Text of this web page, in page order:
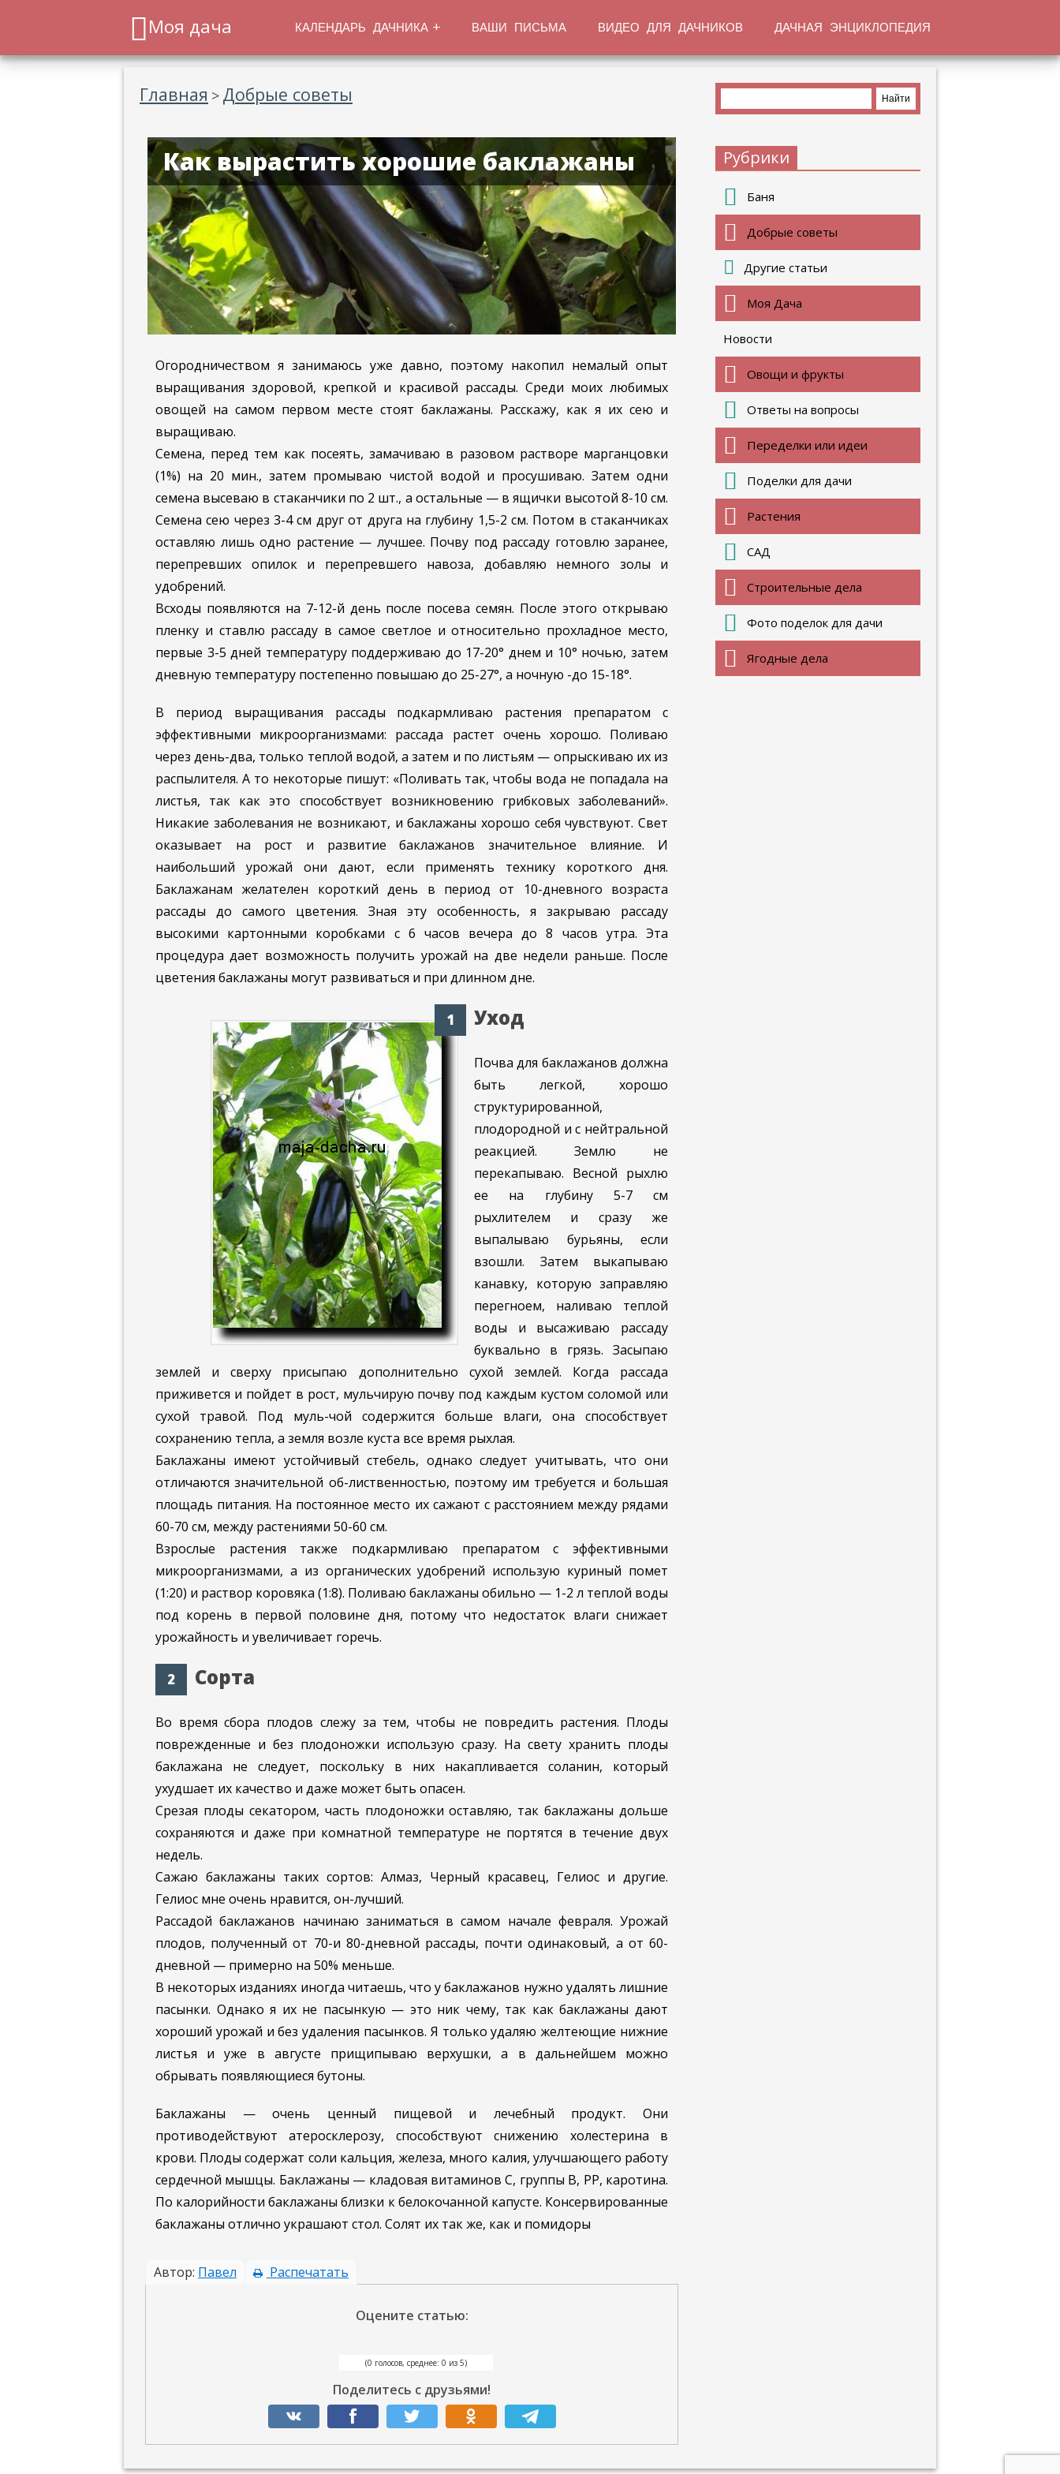
Моя дача КАЛЕНДАРЬ ДАЧНИКА ВАШИ ПИСЬМА ВИДЕО ДЛЯ ДАЧНИКОВ ДАЧНАЯ ЭНЦИКЛОПЕДИЯ
Главная > Добрые советы
Как вырастить хорошие баклажаны
Огородничеством я занимаюсь уже давно, поэтому накопил немалый опыт
выращивания здоровой, крепкой и красивой рассады. Среди моих любимых
овощей на самом первом месте стоят баклажаны. Расскажу, как я их сею и
выращиваю.
Семена, перед тем как посеять, замачиваю в разовом растворе марганцовки
(1%) на 20 мин., затем промываю чистой водой и просушиваю. Затем одни
семена высеваю в стаканчики по 2 шт., а остальные — в ящички высотой 8-10 см.
Семена сею через 3-4 см друг от друга на глубину 1,5-2 см. Потом в стаканчиках
оставляю лишь одно растение — лучшее. Почву под рассаду готовлю заранее,
перепревших опилок и перепревшего навоза, добавляю немного золы и
удобрений.
Всходы появляются на 7-12-й день после посева семян. После этого открываю
пленку и ставлю рассаду в самое светлое и относительно прохладное место,
первые 3-5 дней температуру поддерживаю до 17-20° днем и 10° ночью, затем
дневную температуру постепенно повышаю до 25-27°, а ночную -до 15-18°.
В период выращивания рассады подкармливаю растения препаратом с
эффективными микроорганизмами: рассада растет очень хорошо. Поливаю
через день-два, только теплой водой, а затем и по листьям — опрыскиваю их из
распылителя. А то некоторые пишут: «Поливать так, чтобы вода не попадала на
листья, так как это способствует возникновению грибковых заболеваний».
Никакие заболевания не возникают, и баклажаны хорошо себя чувствуют. Свет
оказывает на рост и развитие баклажанов значительное влияние. И
наибольший урожай они дают, если применять технику короткого дня.
Баклажанам желателен короткий день в период от 10-дневного возраста
рассады до самого цветения. Зная эту особенность, я закрываю рассаду
высокими картонными коробками с 6 часов вечера до 8 часов утра. Эта
процедура дает возможность получить урожай на две недели раньше. После
цветения баклажаны могут развиваться и при длинном дне.
Уход
Почва для баклажанов должна
быть легкой, хорошо
структурированной,
плодородной и с нейтральной
реакцией. Землю не
перекапываю. Весной рыхлю
ее на глубину 5-7 см
рыхлителем и сразу же
выпалываю бурьяны, если
взошли. Затем выкапываю
канавку, которую заправляю
перегноем, наливаю теплой
воды и высаживаю рассаду
буквально в грязь. Засыпаю
землей и сверху присыпаю дополнительно сухой землей. Когда рассада
приживется и пойдет в рост, мульчирую почву под каждым кустом соломой или
сухой травой. Под муль-чой содержится больше влаги, она способствует
сохранению тепла, а земля возле куста все время рыхлая.
Баклажаны имеют устойчивый стебель, однако следует учитывать, что они
отличаются значительной об-лиственностью, поэтому им требуется и большая
площадь питания. На постоянное место их сажают с расстоянием между рядами
60-70 см, между растениями 50-60 см.
Взрослые растения также подкармливаю препаратом с эффективными
микроорганизмами, а из органических удобрений использую куриный помет
(1:20) и раствор коровяка (1:8). Поливаю баклажаны обильно — 1-2 л теплой воды
под корень в первой половине дня, потому что недостаток влаги снижает
урожайность и увеличивает горечь.
Сорта
Во время сбора плодов слежу за тем, чтобы не повредить растения. Плоды
поврежденные и без плодоножки использую сразу. На свету хранить плоды
баклажана не следует, поскольку в них накапливается соланин, который
ухудшает их качество и даже может быть опасен.
Срезая плоды секатором, часть плодоножки оставляю, так баклажаны дольше
сохраняются и даже при комнатной температуре не портятся в течение двух
недель.
Сажаю баклажаны таких сортов: Алмаз, Черный красавец, Гелиос и другие.
Гелиос мне очень нравится, он-лучший.
Рассадой баклажанов начинаю заниматься в самом начале февраля. Урожай
плодов, полученный от 70-и 80-дневной рассады, почти одинаковый, а от 60-
дневной — примерно на 50% меньше.
В некоторых изданиях иногда читаешь, что у баклажанов нужно удалять лишние
пасынки. Однако я их не пасынкую — это ник чему, так как баклажаны дают
хороший урожай и без удаления пасынков. Я только удаляю желтеющие нижние
листья и уже в августе прищипываю верхушки, а в дальнейшем можно
обрывать появляющиеся бутоны.
Баклажаны — очень ценный пищевой и лечебный продукт. Они
противодействуют атеросклерозу, способствуют снижению холестерина в
крови. Плоды содержат соли кальция, железа, много калия, улучшающего работу
сердечной мышцы. Баклажаны — кладовая витаминов С, группы В, РР, каротина.
По калорийности баклажаны близки к белокочанной капусте. Консервированные
баклажаны отлично украшают стол. Солят их так же, как и помидоры
Автор: Павел Распечатать
Оцените статью:
(0 голосов, среднее: 0 из 5)
Поделитесь с друзьями!
Рубрики
Баня
Добрые советы
Другие статьи
Моя Дача
Новости
Овощи и фрукты
Ответы на вопросы
Переделки или идеи
Поделки для дачи
Растения
САД
Строительные дела
Фото поделок для дачи
Ягодные дела